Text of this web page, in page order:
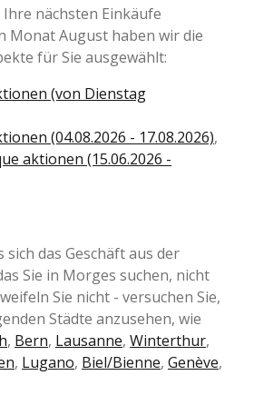
nächsten Einkäufe
Monat August haben wir die
für Sie ausgewählt:
(von Dienstag
(04.08.2026 - 17.08.2026),
aktionen (15.06.2026 -
sich das Geschäft aus der
Sie in Morges suchen, nicht
Sie nicht - versuchen Sie,
Städte anzusehen, wie
, Bern, Lausanne, Winterthur,
, Lugano, Biel/Bienne, Genève,